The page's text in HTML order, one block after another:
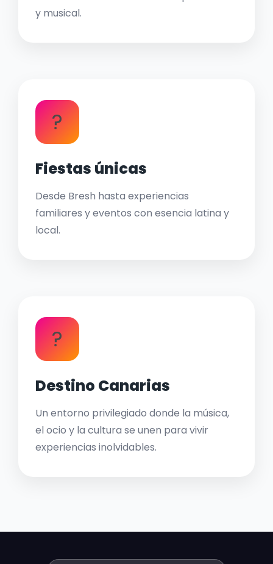
y musical.
?
Fiestas únicas
Desde Bresh hasta experiencias
familiares y eventos con esencia latina y
local.
?
Destino Canarias
Un entorno privilegiado donde la música,
el ocio y la cultura se unen para vivir
experiencias inolvidables.